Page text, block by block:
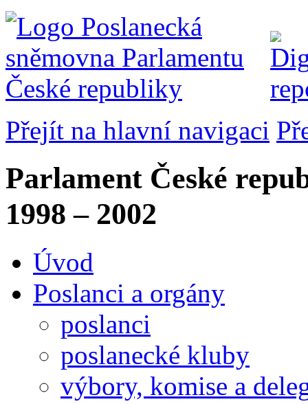
Přejít na hlavní navigaci
Parlament České
1998 – 2002
Úvod
Poslanci a orgány
poslanci
poslanecké kluby
výbory, komise a